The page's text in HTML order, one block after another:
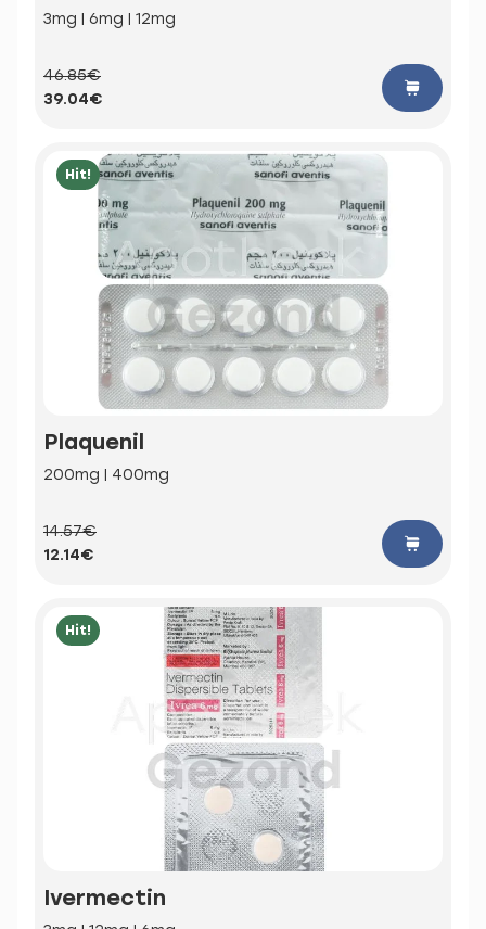
3mg | 6mg | 12mg
46.85€
39.04€
Hit!
Plaquenil
200mg | 400mg
14.57€
12.14€
Hit!
Ivermectin